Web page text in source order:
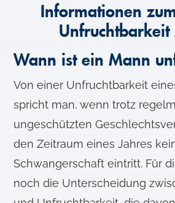
Informationen
Unfruchtbarkeit
Wann ist ein Mann
Von einer Unfruchtbarkeit
spricht man, wenn trotz
ungeschützten
den Zeitraum eines Jahres
Schwangerschaft eintritt. Für
noch die Unterscheidung